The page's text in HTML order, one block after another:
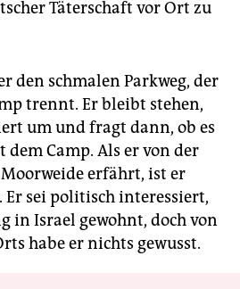
Täterschaft vor Ort zu
den schmalen Parkweg, der
trennt. Er bleibt stehen,
um und fragt dann, ob es
dem Camp. Als er von der
erfährt, ist er
sei politisch interessiert,
in Israel gewohnt, doch von
habe er nichts gewusst.